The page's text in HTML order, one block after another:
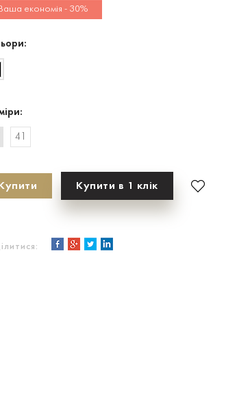
Ваша економія - 30%
41
Купити в 1 клік